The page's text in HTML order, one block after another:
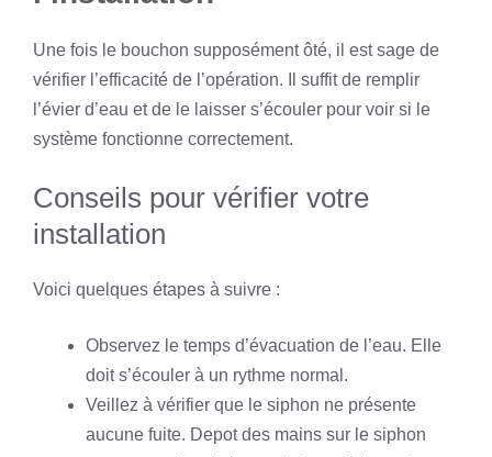
Une fois le bouchon supposément ôté, il est sage de
vérifier l’efficacité de l’opération. Il suffit de remplir
l’évier d’eau et de le laisser s’écouler pour voir si le
système fonctionne correctement.
Conseils pour vérifier votre
installation
Voici quelques étapes à suivre :
Observez le temps d’évacuation de l’eau. Elle
doit s’écouler à un rythme normal.
Veillez à vérifier que le siphon ne présente
aucune fuite. Depot des mains sur le siphon